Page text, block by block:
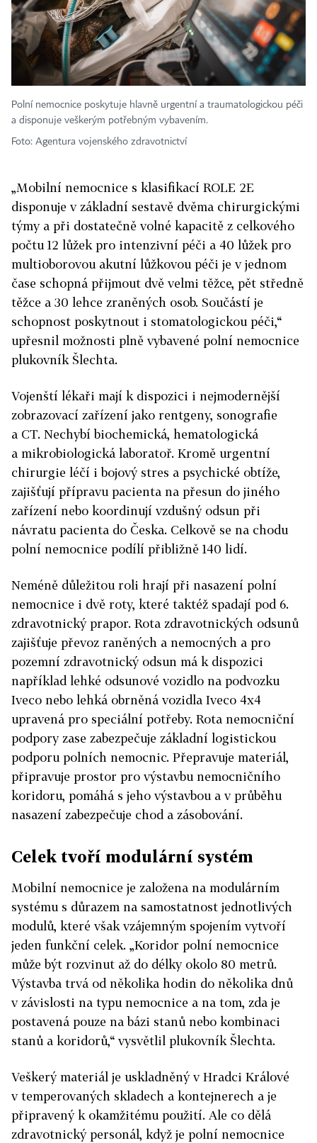
Polní nemocnice poskytuje hlavně urgentní a traumatologickou péči
a disponuje veškerým potřebným vybavením.
Foto: Agentura vojenského zdravotnictví
„Mobilní nemocnice s klasifikací ROLE 2E
disponuje v základní sestavě dvěma chirurgickými
týmy a při dostatečně volné kapacitě z celkového
počtu 12 lůžek pro intenzivní péči a 40 lůžek pro
multioborovou akutní lůžkovou péči je v jednom
čase schopná přijmout dvě velmi těžce, pět středně
těžce a 30 lehce zraněných osob. Součástí je
schopnost poskytnout i stomatologickou péči,“
upřesnil možnosti plně vybavené polní nemocnice
plukovník Šlechta.
Vojenští lékaři mají k dispozici i nejmodernější
zobrazovací zařízení jako rentgeny, sonografie
a CT. Nechybí biochemická, hematologická
a mikrobiologická laboratoř. Kromě urgentní
chirurgie léčí i bojový stres a psychické obtíže,
zajišťují přípravu pacienta na přesun do jiného
zařízení nebo koordinují vzdušný odsun při
návratu pacienta do Česka. Celkově se na chodu
polní nemocnice podílí přibližně 140 lidí.
Neméně důležitou roli hrají při nasazení polní
nemocnice i dvě roty, které taktéž spadají pod 6.
zdravotnický prapor. Rota zdravotnických odsunů
zajišťuje převoz raněných a nemocných a pro
pozemní zdravotnický odsun má k dispozici
například lehké odsunové vozidlo na podvozku
Iveco nebo lehká obrněná vozidla Iveco 4x4
upravená pro speciální potřeby. Rota nemocniční
podpory zase zabezpečuje základní logistickou
podporu polních nemocnic. Přepravuje materiál,
připravuje prostor pro výstavbu nemocničního
koridoru, pomáhá s jeho výstavbou a v průběhu
nasazení zabezpečuje chod a zásobování.
Celek tvoří modulární systém
Mobilní nemocnice je založena na modulárním
systému s důrazem na samostatnost jednotlivých
modulů, které však vzájemným spojením vytvoří
jeden funkční celek. „Koridor polní nemocnice
může být rozvinut až do délky okolo 80 metrů.
Výstavba trvá od několika hodin do několika dnů
v závislosti na typu nemocnice a na tom, zda je
postavená pouze na bázi stanů nebo kombinaci
stanů a koridorů,“ vysvětlil plukovník Šlechta.
Veškerý materiál je uskladněný v Hradci Králové
v temperovaných skladech a kontejnerech a je
připravený k okamžitému použití. Ale co dělá
zdravotnický personál, když je polní nemocnice